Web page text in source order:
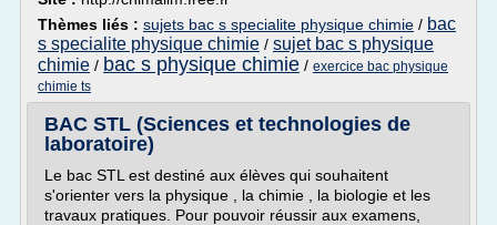
Thèmes liés : sujets bac s specialite physique chimie / bac
s specialite physique chimie / sujet bac s physique
chimie / bac s physique chimie / exercice bac physique
chimie ts
BAC STL (Sciences et technologies de
laboratoire)
Le bac STL est destiné aux élèves qui souhaitent
s'orienter vers la physique , la chimie , la biologie et les
travaux pratiques. Pour pouvoir réussir aux examens,